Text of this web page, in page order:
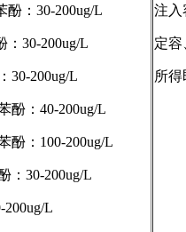
酚：30-200ug/L
：30-200ug/L
30-200ug/L
酚：40-200ug/L
酚：100-200ug/L
：30-200ug/L
200ug/L
注入
定容
所